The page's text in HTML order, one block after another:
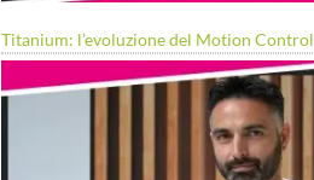
Titanium: l’evoluzione del Motion Control